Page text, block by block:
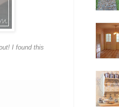
I found this